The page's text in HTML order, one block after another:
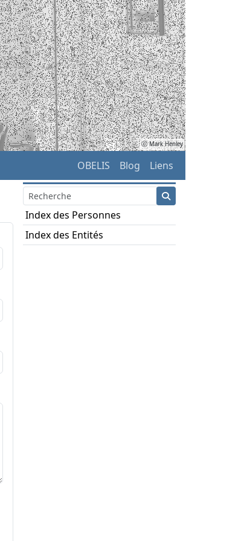
ⓒ Mark Henley
OBELIS Blog Liens
Index des Personnes
Index des Entités